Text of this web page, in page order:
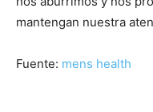
mantengan nuestra
Fuente: mens health